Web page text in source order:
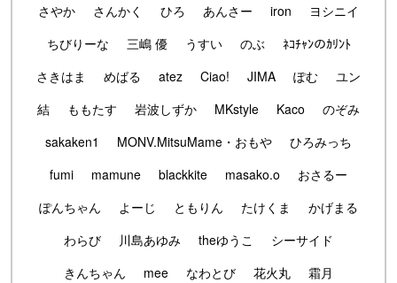
さやか
さんかく ひろ あんさー iron
ヨシニイ
ちびりーな
三嶋 優 うすい のぶ
ﾈｺﾁｬﾝのｶﾘﾝﾄ
さきはま
めばる atez Ciao! JIMA ぽむ
ユン
結
ももたす 岩波しずか MKstyle Kaco
のぞみ
sakaken1
MONV.MitsuMame・おもや
ひろみっち
fumi
mamune blackkite masako.o
おさるー
ぽんちゃん
よーじ ともりん たけくま
かげまる
わらび
川島あゆみ theゆうこ
シーサイド
きんちゃん
mee なわとび 花火丸
霜月